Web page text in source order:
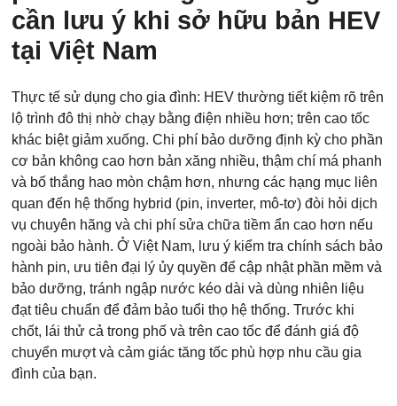
cần lưu ý khi sở hữu bản HEV
tại Việt Nam
Thực tế sử dụng cho gia đình: HEV thường tiết kiệm rõ trên
lộ trình đô thị nhờ chạy bằng điện nhiều hơn; trên cao tốc
khác biệt giảm xuống. Chi phí bảo dưỡng định kỳ cho phần
cơ bản không cao hơn bản xăng nhiều, thậm chí má phanh
và bố thắng hao mòn chậm hơn, nhưng các hạng mục liên
quan đến hệ thống hybrid (pin, inverter, mô‑tơ) đòi hỏi dịch
vụ chuyên hãng và chi phí sửa chữa tiềm ẩn cao hơn nếu
ngoài bảo hành. Ở Việt Nam, lưu ý kiểm tra chính sách bảo
hành pin, ưu tiên đại lý ủy quyền để cập nhật phần mềm và
bảo dưỡng, tránh ngập nước kéo dài và dùng nhiên liệu
đạt tiêu chuẩn để đảm bảo tuổi thọ hệ thống. Trước khi
chốt, lái thử cả trong phố và trên cao tốc để đánh giá độ
chuyển mượt và cảm giác tăng tốc phù hợp nhu cầu gia
đình của bạn.